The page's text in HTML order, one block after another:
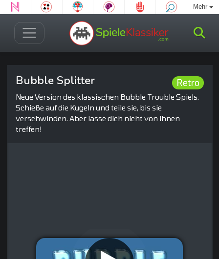
Mehr
Retro
Bubble Splitter
Neue Version des klassischen Bubble Trouble Spiels.
Schieße auf die Kugeln und teile sie, bis sie
verschwinden. Aber lasse dich nicht von ihnen
treffen!